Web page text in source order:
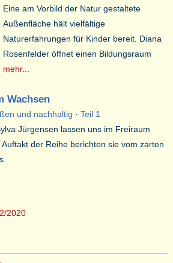
Eine am Vorbild der Natur gestaltete
Außenfläche hält vielfältige
Naturerfahrungen für Kinder bereit. Diana
Rosenfelder öffnet einen Bildungsraum
mehr...
Wachsen
und nachhaltig · Teil 1
Jürgensen lassen uns im Freiraum
der Reihe berichten sie vom zarten
2020